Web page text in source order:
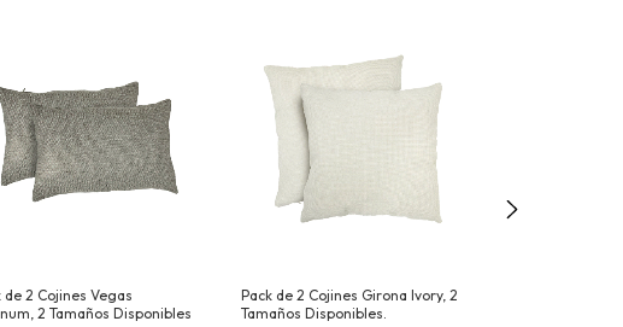
de 2 Cojines Vegas
2 Tamaños Disponibles
Pack de 2 Cojines Girona Ivory, 2
Tamaños Disponibles.